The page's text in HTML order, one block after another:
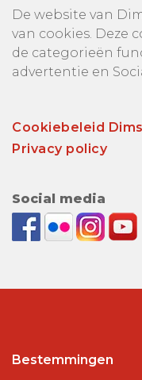
De website van
van cookies. Deze
de categorieën
advertentie en
Cookiebeleid
Privacy policy
Social media
Bestemmingen